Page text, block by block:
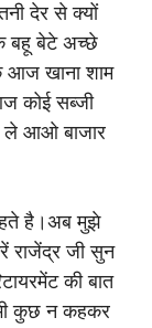
देर से क्यों
बहू बेटे अच्छे
आज खाना शाम
कोई सब्जी
ले आओ बाजार
है।अब मुझे
राजेंद्र जी सुन
की बात
कुछ न कहकर